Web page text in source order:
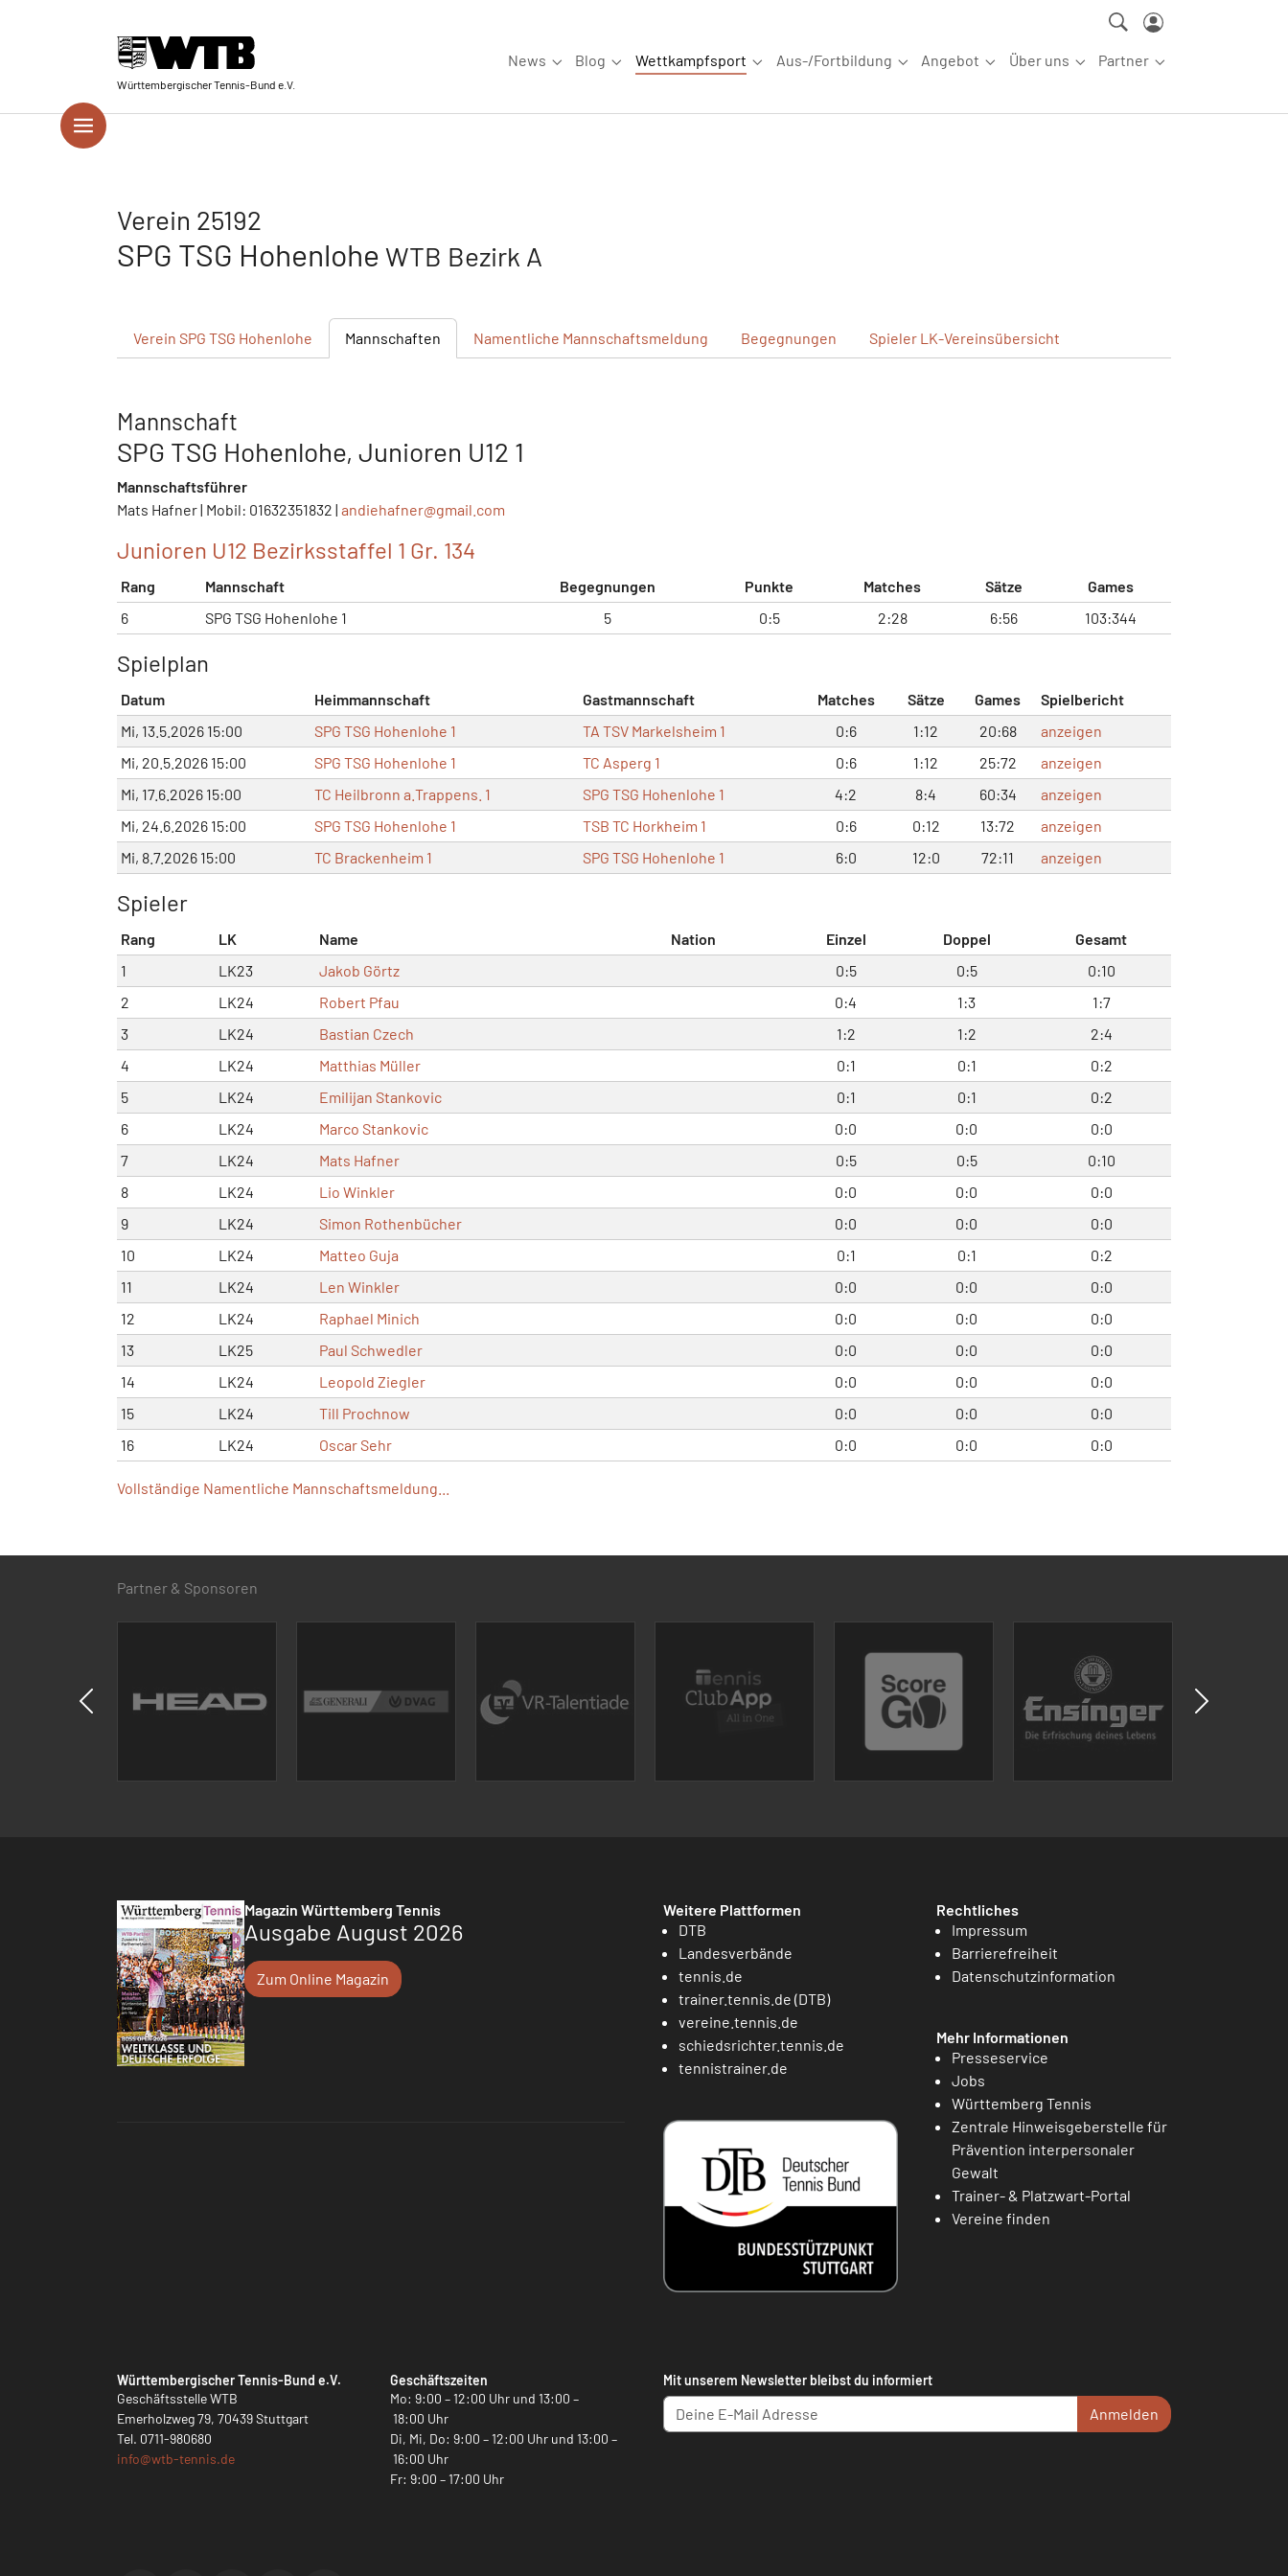
Württembergischer Tennis-Bund e.V.
News
Submenu for "News"
Blog
Submenu for "Blog"
Wettkampfsport
Submenu for "Wettkampfsport"
Aus-/Fortbildung
Submenu for "Aus-/Fortbildung"
Angebot
Submenu for "Angebot"
Über uns
Submenu for "Über uns"
Partner
Submenu for
Verein 25192
SPG TSG Hohenlohe WTB Bezirk A
Verein SPG TSG Hohenlohe Mannschaften Namentliche Mannschaftsmeldung Begegnungen Spieler LK-Vereinsübersicht
Mannschaft
SPG TSG Hohenlohe, Junioren U12 1
Mannschaftsführer
Mats Hafner | Mobil: 01632351832 | andiehafner@gmail.com
Junioren U12 Bezirksstaffel 1 Gr. 134
Rang Mannschaft Begegnungen Punkte Matches Sätze
Games
6
SPG TSG Hohenlohe 1 5 0:5 2:28 6:56 103:344
Spielplan
Datum Heimmannschaft Gastmannschaft Matches Sätze Games
Spielbericht
Mi, 13.5.2026 15:00
SPG TSG Hohenlohe 1 TA TSV Markelsheim 1 0:6 1:12 20:68
anzeigen
Mi, 20.5.2026 15:00
SPG TSG Hohenlohe 1 TC Asperg 1 0:6 1:12 25:72
anzeigen
Mi, 17.6.2026 15:00
TC Heilbronn a.Trappens. 1 SPG TSG Hohenlohe 1 4:2 8:4 60:34
anzeigen
Mi, 24.6.2026 15:00
SPG TSG Hohenlohe 1 TSB TC Horkheim 1 0:6 0:12 13:72
anzeigen
Mi, 8.7.2026 15:00
TC Brackenheim 1 SPG TSG Hohenlohe 1 6:0 12:0 72:11 anzeigen
Spieler
Rang LK Name Nation Einzel Doppel
Gesamt
1
LK23 Jakob Görtz 0:5 0:5
0:10
2
LK24 Robert Pfau 0:4 1:3
1:7
3
LK24 Bastian Czech 1:2 1:2
2:4
4
LK24 Matthias Müller 0:1 0:1
0:2
5
LK24 Emilijan Stankovic 0:1 0:1
0:2
6
LK24 Marco Stankovic 0:0 0:0
0:0
7
LK24 Mats Hafner 0:5 0:5
0:10
8
LK24 Lio Winkler 0:0 0:0
0:0
9
LK24 Simon Rothenbücher 0:0 0:0
0:0
10
LK24 Matteo Guja 0:1 0:1
0:2
11
LK24 Len Winkler 0:0 0:0
0:0
12
LK24 Raphael Minich 0:0 0:0
0:0
13
LK25 Paul Schwedler 0:0 0:0
0:0
14
LK24 Leopold Ziegler 0:0 0:0
0:0
15
LK24 Till Prochnow 0:0 0:0
0:0
16
LK24 Oscar Sehr 0:0 0:0 0:0
Vollständige Namentliche Mannschaftsmeldung...
Partner & Sponsoren
Magazin Württemberg Tennis
Ausgabe August 2026
Zum Online Magazin
Weitere Plattformen
DTB
Landesverbände
tennis.de
trainer.tennis.de (DTB)
vereine.tennis.de
schiedsrichter.tennis.de
tennistrainer.de
Rechtliches
Impressum
Barrierefreiheit
Datenschutzinformation
Mehr Informationen
Presseservice
Jobs
Württemberg Tennis
Zentrale Hinweisgeberstelle für
Prävention interpersonaler
Gewalt
Trainer- & Platzwart-Portal
Vereine finden
Württembergischer Tennis-Bund e.V.
Geschäftsstelle WTB
Emerholzweg 79, 70439 Stuttgart
Tel. 0711-980680
info@wtb-tennis.de
Geschäftszeiten
Mo: 9:00 – 12:00 Uhr und 13:00 –
18:00 Uhr
Di, Mi, Do: 9:00 – 12:00 Uhr und 13:00 –
16:00 Uhr
Fr: 9:00 – 17:00 Uhr
Mit unserem Newsletter bleibst du informiert
Anmelden